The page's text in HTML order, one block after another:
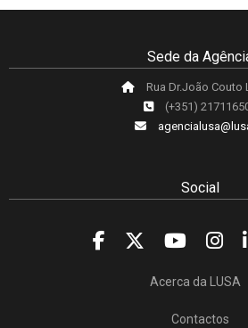
Sede da
Rua Dr.João Couto
(+351)
Social
Acerca da LUSA
Contactos